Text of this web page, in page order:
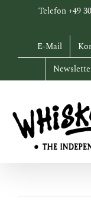
Telefon +49
E-Mail